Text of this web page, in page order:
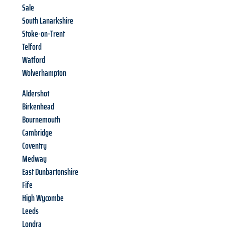
Sale
South Lanarkshire
Stoke-on-Trent
Telford
Watford
Wolverhampton
Aldershot
Birkenhead
Bournemouth
Cambridge
Coventry
Medway
East Dunbartonshire
Fife
High Wycombe
Leeds
Londra